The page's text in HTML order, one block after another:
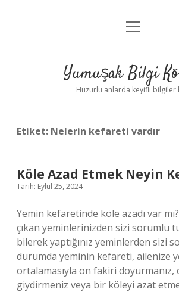
Anasayfa
Yasal Uyarı
menüyü
Yumuşak Bilgi
Huzurlu anlarda keyifli bilgiler
Etiket: Nelerin kefareti vardır
Köle Azad Etmek Neyin
Tarih: Eylül 25, 2024
Yemin kefaretinde köle azadı var
çıkan yeminlerinizden sizi sorumlu
bilerek yaptığınız yeminlerden sizi
durumda yeminin kefareti, ailenize
ortalamasıyla on fakiri doyurmanız,
giydirmeniz veya bir köleyi azat